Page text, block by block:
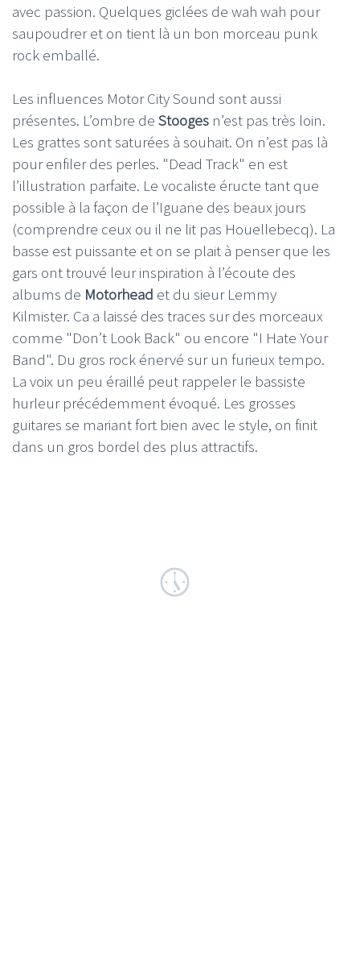
avec passion. Quelques giclées de wah wah pour
saupoudrer et on tient là un bon morceau punk
rock emballé.
Les influences Motor City Sound sont aussi
présentes. L’ombre de Stooges n’est pas très loin.
Les grattes sont saturées à souhait. On n’est pas là
pour enfiler des perles. "Dead Track" en est
l’illustration parfaite. Le vocaliste éructe tant que
possible à la façon de l’Iguane des beaux jours
(comprendre ceux ou il ne lit pas Houellebecq). La
basse est puissante et on se plait à penser que les
gars ont trouvé leur inspiration à l’écoute des
albums de Motorhead et du sieur Lemmy
Kilmister. Ca a laissé des traces sur des morceaux
comme "Don’t Look Back" ou encore "I Hate Your
Band". Du gros rock énervé sur un furieux tempo.
La voix un peu éraillé peut rappeler le bassiste
hurleur précédemment évoqué. Les grosses
guitares se mariant fort bien avec le style, on finit
dans un gros bordel des plus attractifs.